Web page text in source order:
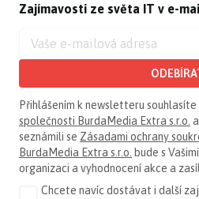
Zajímavosti ze světa IT v e-
Přihlášením k newsletteru souhlasíte
společnosti BurdaMedia Extra s.r.o.
seznámili se Zásadami ochrany
BurdaMedia Extra s.r.o. bude s
organizaci a vyhodnocení akce a
Chcete navíc dostávat i další